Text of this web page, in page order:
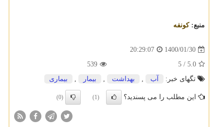
منبع:كونفه
1400/01/30
20:29:07
5.0
/ 5
539
تگهای خبر:
آب , بهداشت , بیمار , بیماری
این مطلب را می پسندید؟ (1)
(0)